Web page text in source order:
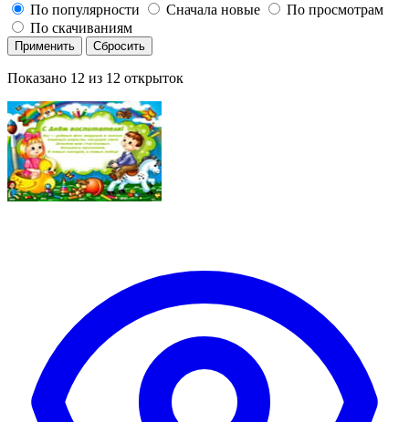
По популярности
Сначала новые
По просмотрам
По скачиваниям
Применить Сбросить
Показано 12 из 12 открыток